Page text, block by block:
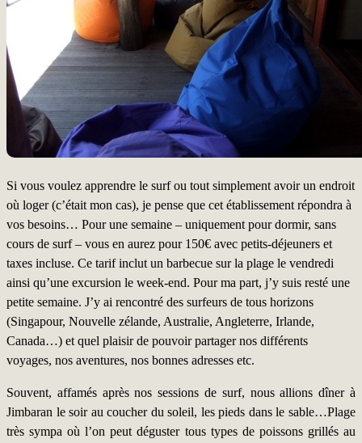
Si vous voulez apprendre le surf ou tout simplement avoir un endroit
où loger (c’était mon cas), je pense que cet établissement répondra à
vos besoins… Pour une semaine – uniquement pour dormir, sans
cours de surf – vous en aurez pour 150€ avec petits-déjeuners et
taxes incluse. Ce tarif inclut un barbecue sur la plage le vendredi
ainsi qu’une excursion le week-end. Pour ma part, j’y suis resté une
petite semaine. J’y ai rencontré des surfeurs de tous horizons
(Singapour, Nouvelle zélande, Australie, Angleterre, Irlande,
Canada…) et quel plaisir de pouvoir partager nos différents
voyages, nos aventures, nos bonnes adresses etc.
Souvent, affamés après nos sessions de surf, nous allions dîner à
Jimbaran le soir au coucher du soleil, les pieds dans le sable…Plage
très sympa où l’on peut déguster tous types de poissons grillés au